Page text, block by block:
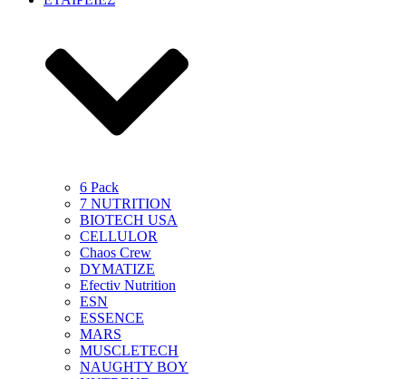
6 Pack
7 NUTRITION
BIOTECH USA
CELLULOR
Chaos Crew
DYMATIZE
Efectiv Nutrition
ESN
ESSENCE
MARS
MUSCLETECH
NAUGHTY BOY